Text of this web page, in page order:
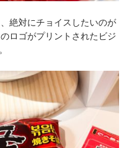
絶対にチョイスしたいのが
ロゴがプリントされたビジ